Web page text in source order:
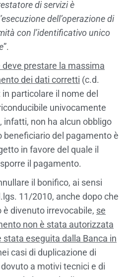
di servizi è
dell’operazione di
con l’identificativo unico
”.
deve prestare la massima
dei dati corretti (c.d.
in particolare il nome del
univocamente
infatti, non ha alcun obbligo
beneficiario del pagamento è
in favore del quale il
il pagamento.
il bonifico, ai sensi
11/2010, anche dopo che
è divenuto irrevocabile, se
non è stata autorizzata
stata eseguita dalla Banca in
casi di duplicazione di
a motivi tecnici e di